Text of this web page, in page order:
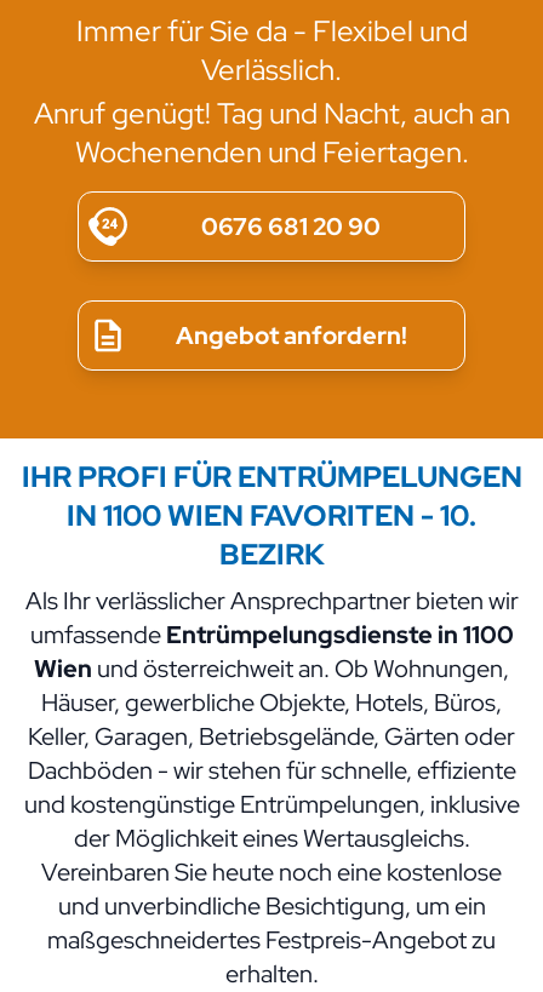
Immer für Sie da - Flexibel und
Verlässlich.
Anruf genügt! Tag und Nacht, auch an
Wochenenden und Feiertagen.
0676 681 20 90
Angebot anfordern!
IHR PROFI FÜR ENTRÜMPELUNGEN
IN 1100 WIEN FAVORITEN - 10.
BEZIRK
Als Ihr verlässlicher Ansprechpartner bieten wir
umfassendeEntrümpelungsdienste in 1100
Wien und österreichweit an. Ob Wohnungen,
Häuser, gewerbliche Objekte, Hotels, Büros,
Keller, Garagen, Betriebsgelände, Gärten oder
Dachböden - wir stehen für schnelle, effiziente
und kostengünstige Entrümpelungen, inklusive
der Möglichkeit eines Wertausgleichs.
Vereinbaren Sie heute noch eine kostenlose
und unverbindliche Besichtigung, um ein
maßgeschneidertes Festpreis-Angebot zu
erhalten.